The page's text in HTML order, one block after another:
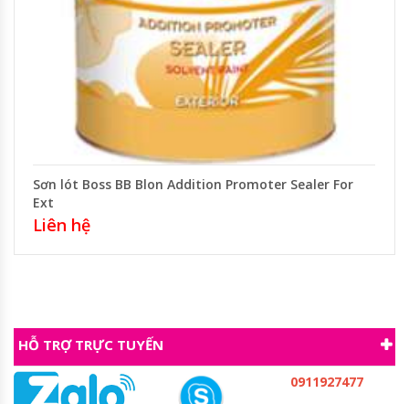
Sơn lót Boss BB Blon Addition Promoter Sealer For
Ext
Liên hệ
HỖ TRỢ TRỰC TUYẾN
0911927477